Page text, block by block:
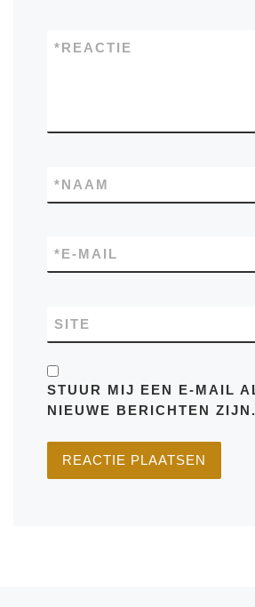
REACTIE
*
NAAM
*
E-MAIL
*
SITE
STUUR MIJ EEN E-MAIL
NIEUWE BERICHTEN ZIJN.